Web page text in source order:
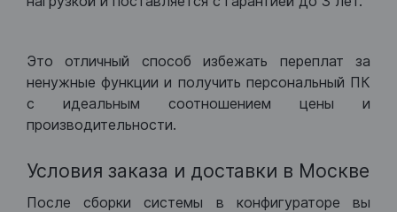
Это отличный способ избежать переплат за
ненужные функции и получить персональный ПК
с идеальным соотношением цены и
производительности.
Условия заказа и доставки в Москве
После сборки системы в конфигураторе вы